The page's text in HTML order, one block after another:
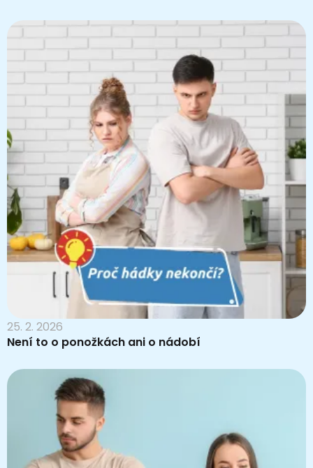
25. 2. 2026
Není to o ponožkách ani o nádobí